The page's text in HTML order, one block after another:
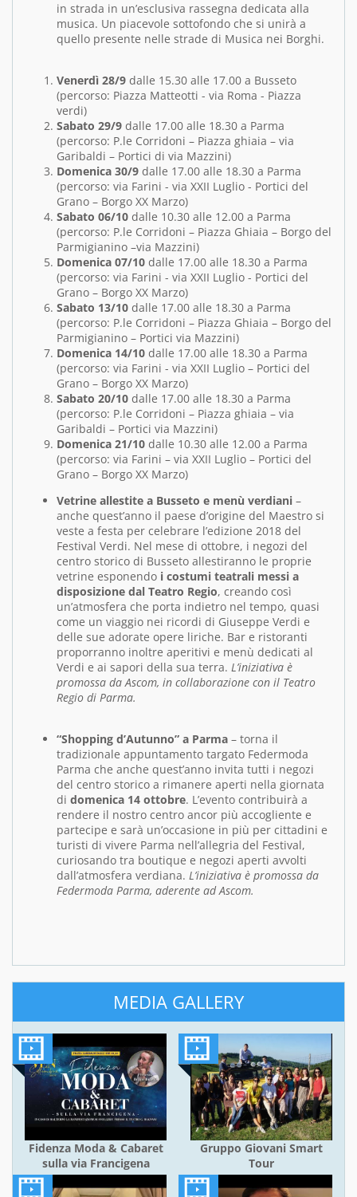
in strada in un’esclusiva rassegna dedicata alla
musica. Un piacevole sottofondo che si unirà a
quello presente nelle strade di Musica nei Borghi.
Venerdì 28/9 dalle 15.30 alle 17.00 a Busseto
(percorso: Piazza Matteotti - via Roma - Piazza
verdi)
Sabato 29/9 dalle 17.00 alle 18.30 a Parma
(percorso: P.le Corridoni – Piazza ghiaia – via
Garibaldi – Portici di via Mazzini)
Domenica 30/9 dalle 17.00 alle 18.30 a Parma
(percorso: via Farini - via XXII Luglio - Portici del
Grano – Borgo XX Marzo)
Sabato 06/10 dalle 10.30 alle 12.00 a Parma
(percorso: P.le Corridoni – Piazza Ghiaia – Borgo del
Parmigianino –via Mazzini)
Domenica 07/10 dalle 17.00 alle 18.30 a Parma
(percorso: via Farini - via XXII Luglio - Portici del
Grano – Borgo XX Marzo)
Sabato 13/10 dalle 17.00 alle 18.30 a Parma
(percorso: P.le Corridoni – Piazza Ghiaia – Borgo del
Parmigianino – Portici via Mazzini)
Domenica 14/10 dalle 17.00 alle 18.30 a Parma
(percorso: via Farini - via XXII Luglio – Portici del
Grano – Borgo XX Marzo)
Sabato 20/10 dalle 17.00 alle 18.30 a Parma
(percorso: P.le Corridoni – Piazza ghiaia – via
Garibaldi – Portici via Mazzini)
Domenica 21/10 dalle 10.30 alle 12.00 a Parma
(percorso: via Farini – via XXII Luglio – Portici del
Grano – Borgo XX Marzo)
Vetrine allestite a Busseto e menù verdiani –
anche quest’anno il paese d’origine del Maestro si
veste a festa per celebrare l’edizione 2018 del
Festival Verdi. Nel mese di ottobre, i negozi del
centro storico di Busseto allestiranno le proprie
vetrine esponendo i costumi teatrali messi a
disposizione dal Teatro Regio, creando così
un’atmosfera che porta indietro nel tempo, quasi
come un viaggio nei ricordi di Giuseppe Verdi e
delle sue adorate opere liriche. Bar e ristoranti
proporranno inoltre aperitivi e menù dedicati al
Verdi e ai sapori della sua terra. L’iniziativa è
promossa da Ascom, in collaborazione con il Teatro
Regio di Parma.
“Shopping d’Autunno” a Parma – torna il
tradizionale appuntamento targato Federmoda
Parma che anche quest’anno invita tutti i negozi
del centro storico a rimanere aperti nella giornata
di domenica 14 ottobre. L’evento contribuirà a
rendere il nostro centro ancor più accogliente e
partecipe e sarà un’occasione in più per cittadini e
turisti di vivere Parma nell’allegria del Festival,
curiosando tra boutique e negozi aperti avvolti
dall’atmosfera verdiana. L’iniziativa è promossa da
Federmoda Parma, aderente ad Ascom.
MEDIA GALLERY
Fidenza Moda & Cabaret
sulla via Francigena
Gruppo Giovani Smart
Tour